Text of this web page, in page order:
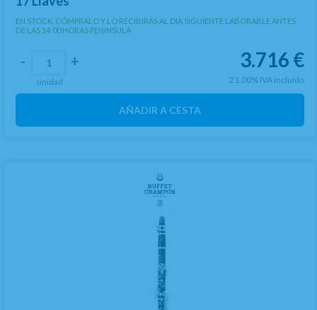
EN STOCK. CÓMPRALO Y LO RECIBIRÁS AL DIA SIGUIENTE LABORABLE ANTES
DE LAS 14:00 HORAS PENINSULA
3.716 €
21.00% IVA incluido
- +
unidad
AÑADIR A CESTA